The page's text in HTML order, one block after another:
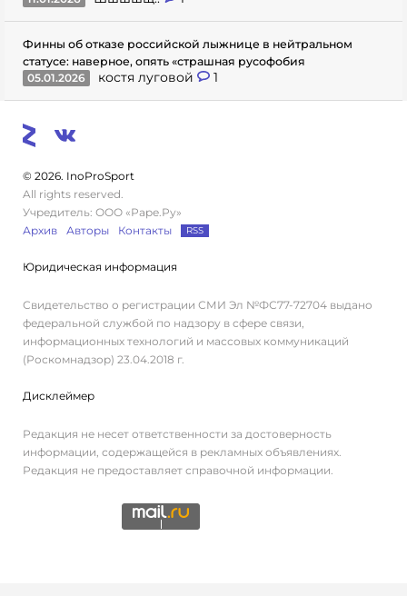
Финны об отказе российской лыжнице в нейтральном
статусе: наверное, опять «страшная русофобия
05.01.2026
костя луговой 1
© 2026. InoProSport
All rights reserved.
Учредитель: ООО «Раре.Ру»
Архив
Авторы Контакты RSS
Юридическая информация
Свидетельство о регистрации СМИ Эл №ФС77-72704 выдано
федеральной службой по надзору в сфере связи,
информационных технологий и массовых коммуникаций
(Роскомнадзор) 23.04.2018 г.
Дисклеймер
Редакция не несет ответственности за достоверность
информации, содержащейся в рекламных объявлениях.
Редакция не предоставляет справочной информации.